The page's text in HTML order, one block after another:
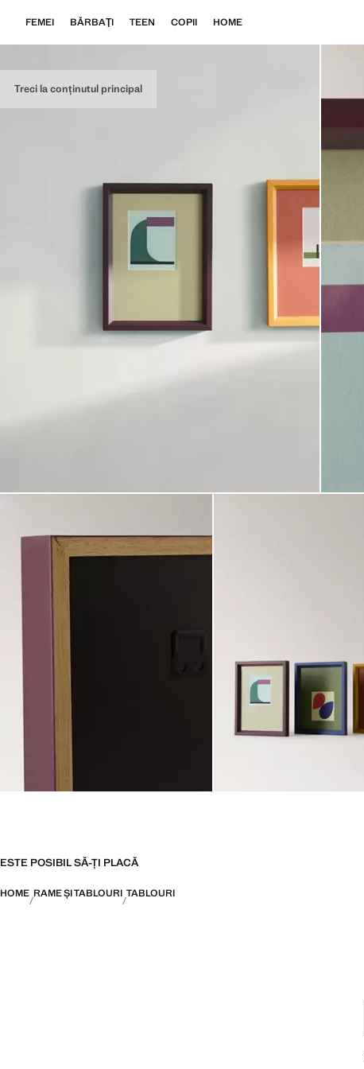
Treci la conținutul principal
FEMEI BĂRBAŢI TEEN COPII HOME
ESTE POSIBIL SĂ-ȚI PLACĂ
HOME RAME ȘI TABLOURI TABLOURI